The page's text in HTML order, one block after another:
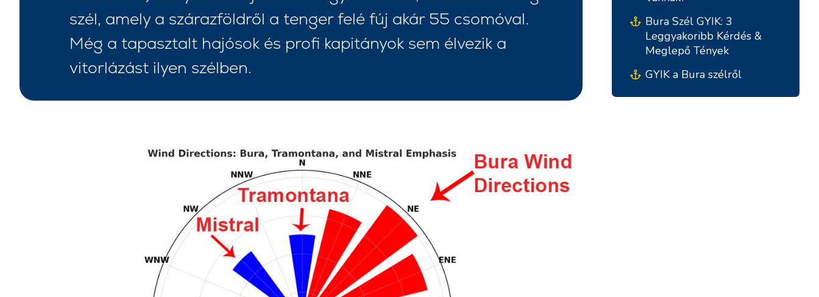
szél, amely a szárazföldről a tenger felé fúj akár 55 csomóval.
Még a tapasztalt hajósok és profi kapitányok sem élvezik a
vitorlázást ilyen szélben.
Bura Szél GYIK: 3
Leggyakoribb Kérdés &
Meglepő Tények
GYIK a Bura szélről
Rólunk
Partnerek
Vitorlás Hajók
Motoros jachtok
Szolgáltatások
Flottilla Jachtbérlés
Valovie - Távoli Vitorlázási
Asszisztens
Bali katamarán bérlés
Šibenik Vitorlázási Régió
Split vitorlázási régió
Dubrovnik Vitorlázási
Régió
Isztria Vitorlázási Régió
Kvarner Vitorlázási Régió
Marina Kremik, Primošten
Yachtklub Seget - Marina
Baotic
ACI Marina Split
ACI Marina Dubrovnik,
Központi Bázisok
Marina Šangulin, Biograd